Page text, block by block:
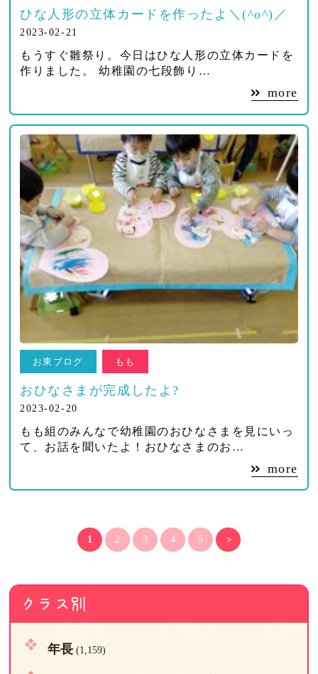
ひな人形の立体カードを作ったよ＼(^o^)／
2023-02-21
もうすぐ雛祭り。今日はひな人形の立体カードを
作りました。 幼稚園の七段飾り…
more
お東ブログ もも
おひなさまが完成したよ?
2023-02-20
もも組のみんなで幼稚園のおひなさまを見にいっ
て、お話を聞いたよ！おひなさまのお…
more
1 2 3 4 5 ＞
クラス別
年長(1,159)